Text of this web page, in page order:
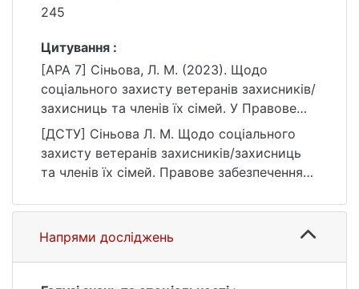
245
Цитування :
[APA 7] Сіньова, Л. М. (2023). Щодо
соціального захисту ветеранів захисників/
захисниць та членів їх сімей. У Правове
забезпечення соціальної сфери (с. 242–
245).
https://ir.library.knu.ua/handle/15071834/5124
[ДСТУ] Сіньова Л. М. Щодо соціального
захисту ветеранів захисників/захисниць
та членів їх сімей. Правове забезпечення
2023. С. 242—245. URL:
https://ir.library.knu.ua/handle/15071834/5124
(дата звернення: 25.07.2026).
Напрями досліджень